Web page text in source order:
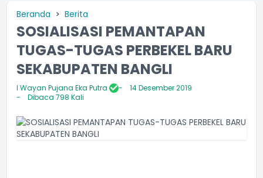
Beranda Berita
SOSIALISASI PEMANTAPAN
TUGAS-TUGAS PERBEKEL BARU
SEKABUPATEN BANGLI
I Wayan Pujana Eka Putra
14 Desember 2019
Dibaca 798 Kali